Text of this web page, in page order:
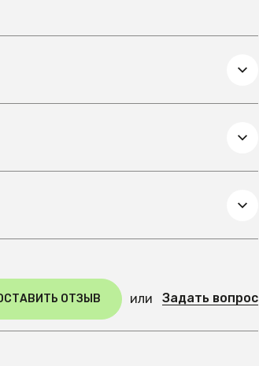
ОТЗЫВ или Задать вопрос